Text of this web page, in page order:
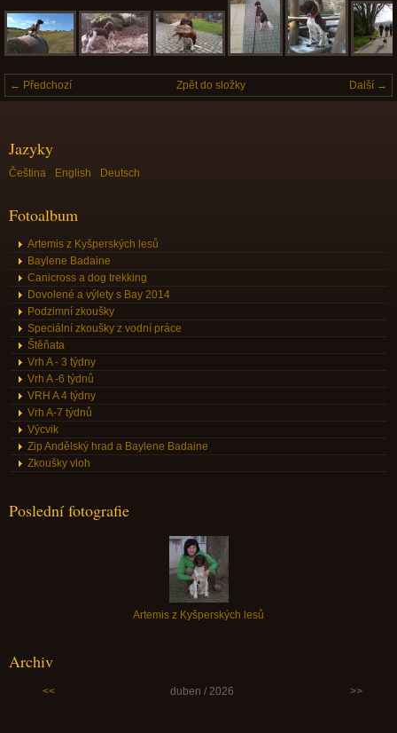
← Předchozí Další →
Zpět do složky
Jazyky
Čeština English Deutsch
Fotoalbum
Artemis z Kyšperských lesů
Baylene Badaine
Canicross a dog trekking
Dovolené a výlety s Bay 2014
Podzimní zkoušky
Speciální zkoušky z vodní práce
Štěňata
Vrh A - 3 týdny
Vrh A -6 týdnů
VRH A 4 týdny
Vrh A-7 týdnů
Výcvik
Zip Andělský hrad a Baylene Badaine
Zkoušky vloh
Poslední fotografie
Artemis z Kyšperských lesů
Archiv
<< duben / 2026 >>